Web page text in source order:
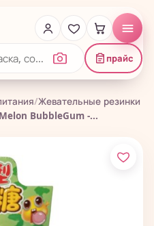
прайс
/Жевательные резинки
BubbleGum -...